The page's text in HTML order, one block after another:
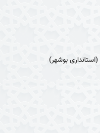
بوشهر)